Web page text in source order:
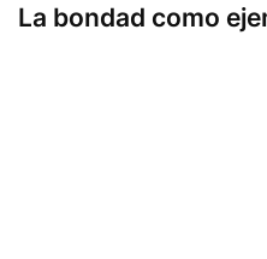
La bondad como